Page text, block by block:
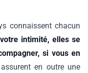
connaissent chacun
intimité, elles se
si vous en
en outre une